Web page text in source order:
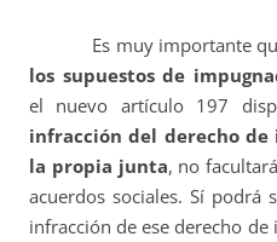
Es muy importante
los supuestos de
el nuevo artículo 197
infracción del derecho
la propia junta, no
acuerdos sociales. Sí podrá
infracción de ese derecho